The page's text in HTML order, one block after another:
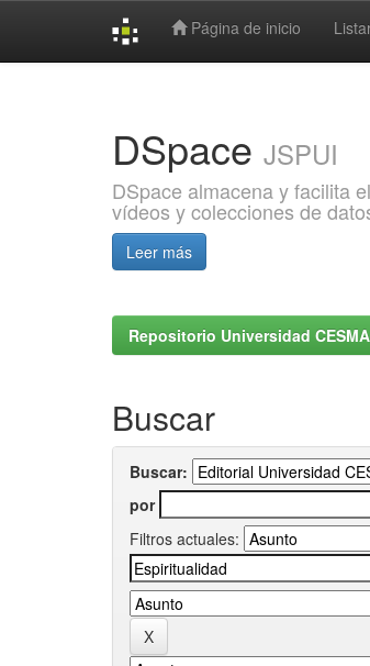
Página de inicio
DSpace JSPUI
DSpace almacena y facilita
vídeos y colecciones de
Leer más
Repositorio Universidad
Buscar
Buscar:
por
Filtros actuales: